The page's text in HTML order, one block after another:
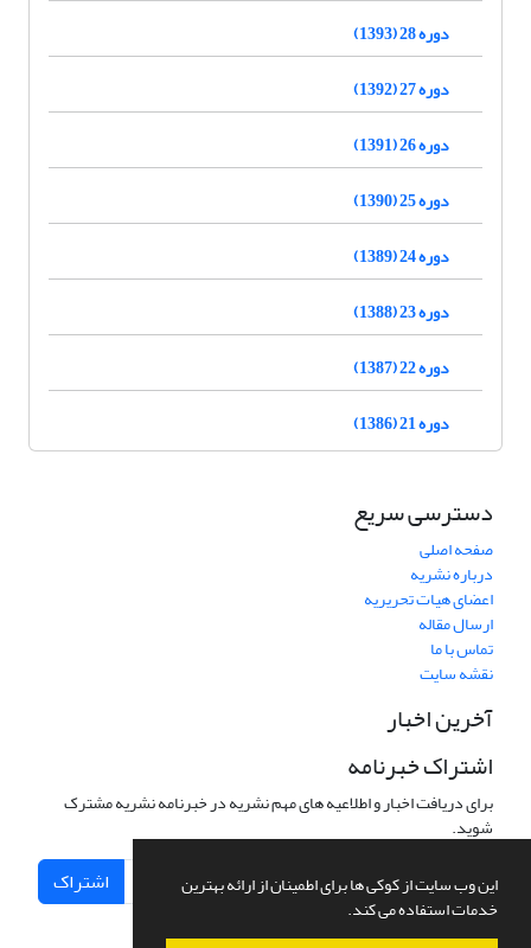
این وب سایت از کوکی ها برای اطمینان از ارائه بهترین
خدمات استفاده می کند.
دوره 28 (1393)
دوره 27 (1392)
دوره 26 (1391)
دوره 25 (1390)
دوره 24 (1389)
دوره 23 (1388)
دوره 22 (1387)
دوره 21 (1386)
دسترسی سریع
صفحه اصلی
درباره نشریه
اعضای هیات تحریریه
ارسال مقاله
تماس با ما
نقشه سایت
آخرین اخبار
اشتراک خبرنامه
برای دریافت اخبار و اطلاعیه های مهم نشریه در خبرنامه نشریه مشترک
شوید.
اشتراک